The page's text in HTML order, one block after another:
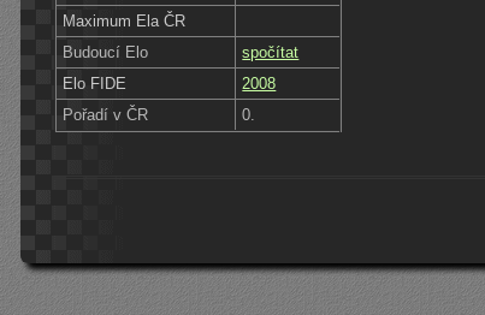
Maximum Ela ČR
Budoucí Elo
spočítat
Elo FIDE
2008
Pořadí v ČR
0.